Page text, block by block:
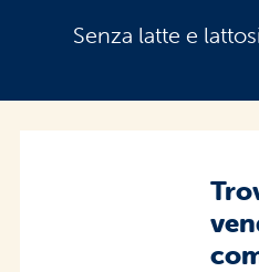
Senza latte e